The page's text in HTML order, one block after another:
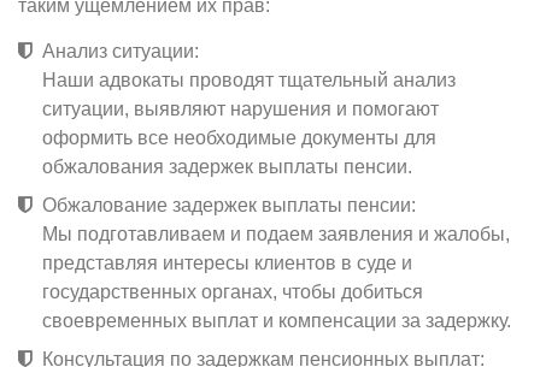
таким ущемлением их прав:
Анализ ситуации:
Наши адвокаты проводят тщательный анализ
ситуации, выявляют нарушения и помогают
оформить все необходимые документы для
обжалования задержек выплаты пенсии.
Обжалование задержек выплаты пенсии:
Мы подготавливаем и подаем заявления и жалобы,
представляя интересы клиентов в суде и
государственных органах, чтобы добиться
своевременных выплат и компенсации за задержку.
Консультация по задержкам пенсионных выплат: